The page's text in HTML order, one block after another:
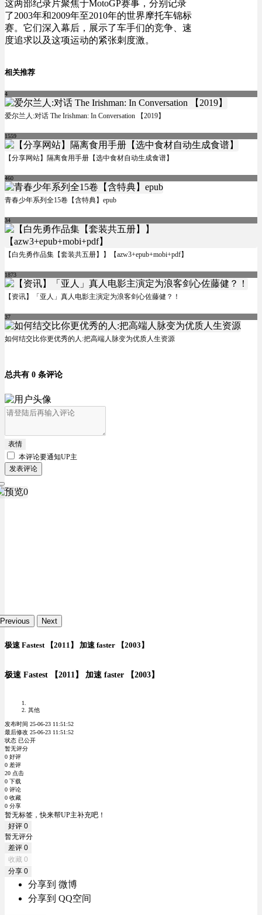
这两部纪录片聚焦于MotoGP赛事，分别记录
了2003年和2009年至2010年的世界摩托车锦标
赛。它们深入幕后，展示了车手们的竞争、速
度追求以及这项运动的紧张刺度激。
相关推荐
4
爱尔兰人:对话 The Irishman: In Conversation 【2019】
1559
【分享网站】隔离食用手册【选中食材自动生成食谱】
460
青春少年系列全15卷【含特典】epub
34
【白先勇作品集【套装共五册】】【azw3+epub+mobi+pdf】
1873
【资讯】「亚人」真人电影主演定为浪客剑心佐藤健？！
37
如何结交比你更优秀的人:把高端人脉变为优质人生资源
总共有 0 条评论
表情
本评论要通知UP主
发表评论
Previous Next
极速 Fastest 【2011】 加速 faster 【2003】
极速 Fastest 【2011】 加速 faster 【2003】
其他
发布时间 25-06-23 11:51:52
最后修改 25-06-23 11:51:52
状态 已公开
暂无评分
0 好评
0 差评
20 点击
0 下载
0 评论
0 收藏
0 分享
暂无标签，快来帮UP主补充吧！
好评 0
暂无评分
差评 0
收藏 0
分享 0
分享到 微博
分享到 QQ空间